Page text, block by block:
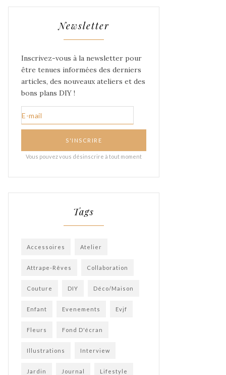
Newsletter
Tags
Accessoires Atelier
Attrape-Rêves Collaboration
Couture DIY Déco/Maison
Enfant Evenements Evjf
Fleurs Fond D'écran
Illustrations Interview
Jardin Journal Lifestyle